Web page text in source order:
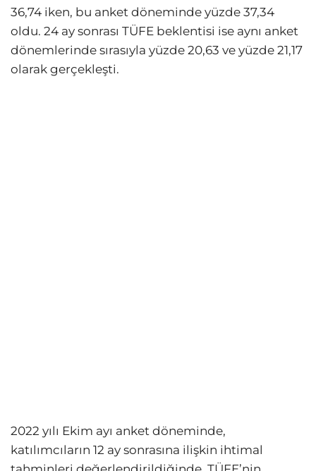
36,74 iken, bu anket döneminde yüzde 37,34
oldu. 24 ay sonrası TÜFE beklentisi ise aynı anket
dönemlerinde sırasıyla yüzde 20,63 ve yüzde 21,17
olarak gerçekleşti.
2022 yılı Ekim ayı anket döneminde,
katılımcıların 12 ay sonrasına ilişkin ihtimal